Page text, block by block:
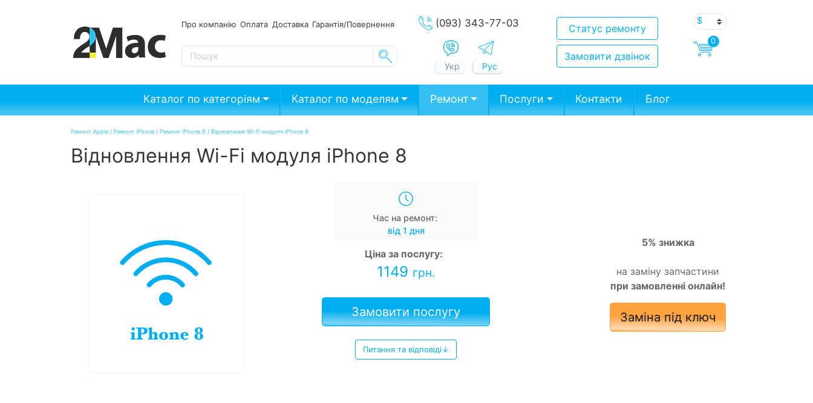
Про компанію Оплата Доставка Гарантія/Повернення
SE
(093) 343-77-03
Укр Рус
Статус ремонту
Замовити дзвінок
0
Каталог по категоріям Каталог по моделям Ремонт Послуги Контакти Блог
Ремонт Apple / Ремонт iPhone / Ремонт iPhone 8 / Відновлення Wi-Fi модуля iPhone 8
Відновлення Wi-Fi модуля iPhone 8
Час на ремонт:
від 1 дня
Ціна за послугу:
1149 грн.
Замовити послугу
Питання та відповіді↓
5% знижка
на заміну запчастини
при замовленні онлайн!
Заміна під ключ